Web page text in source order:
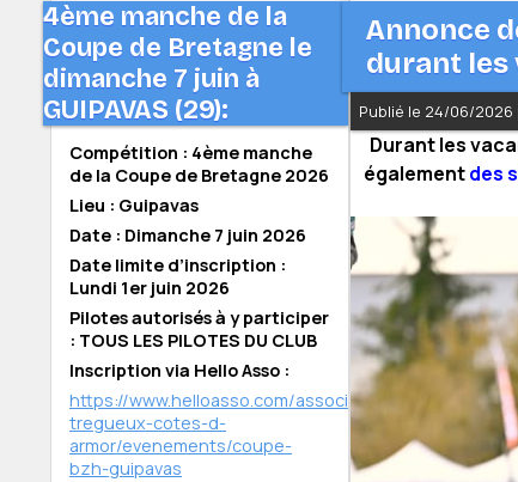
4ème manche de la
Coupe de Bretagne le
dimanche 7 juin à
GUIPAVAS (29):
Compétition : 4ème manche
de la Coupe de Bretagne 2026
Lieu : Guipavas
Date : Dimanche 7 juin 2026
Date limite d’inscription :
Lundi 1er juin 2026
Pilotes autorisés à y participer
: TOUS LES PILOTES DU CLUB
Inscription via Hello Asso :
https://www.helloasso.com/associations/bmx-
tregueux-cotes-d-
armor/evenements/coupe-
bzh-guipavas
Annonce
durant les
Publié le 24/06/
Durant les
égalementdes